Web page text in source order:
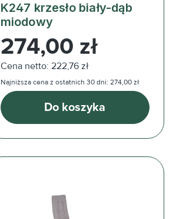
K247 krzesło biały-dąb
miodowy
Cena regularna:
274,00 zł
Cena netto: 222,76 zł
Najniższa cena z ostatnich 30 dni: 274,00 zł
Do koszyka